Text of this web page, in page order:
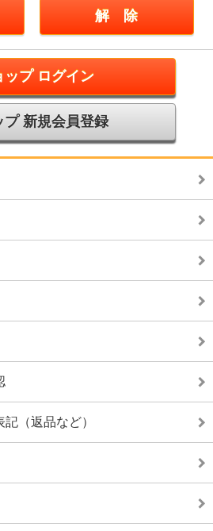
ップ ログイン
プ 新規会員登録
（返品など）